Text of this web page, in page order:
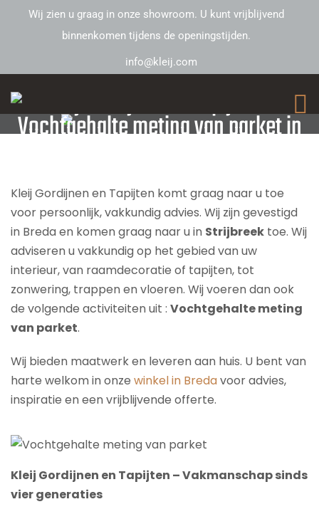
Wij zien u graag in onze showroom. U kunt vrijblijvend
binnenkomen tijdens de openingstijden.
info@kleij.com
Kleij Gordijnen en Tapijten –
Vochtgehalte meting van parket in
Kleij Gordijnen en Tapijten komt graag naar u toe
voor persoonlijk, vakkundig advies. Wij zijn gevestigd
in Breda en komen graag naar u in Strijbreek toe. Wij
adviseren u vakkundig op het gebied van uw
interieur, van raamdecoratie of tapijten, tot
zonwering, trappen en vloeren. Wij voeren dan ook
de volgende activiteiten uit : Vochtgehalte meting
van parket.
Wij bieden maatwerk en leveren aan huis. U bent van
harte welkom in onze winkel in Bredavoor advies,
inspiratie en een vrijblijvende offerte.
Kleij Gordijnen en Tapijten – Vakmanschap sinds
vier generaties